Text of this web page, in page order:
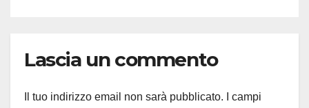
Lascia un commento
Il tuo indirizzo email non sarà pubblicato.
I campi